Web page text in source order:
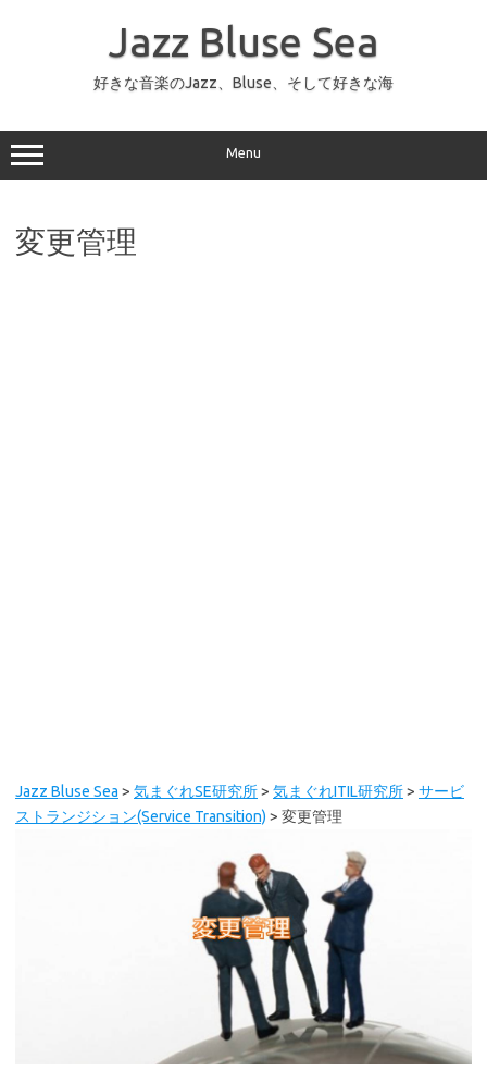
ッ
プ
Jazz Bluse Sea
好きな音楽のJazz、Bluse、そして好きな海
Menu
変更管理
Jazz Bluse Sea > 気まぐれSE研究所> 気まぐれITIL研究所> サービ
ストランジション(Service Transition) > 変更管理